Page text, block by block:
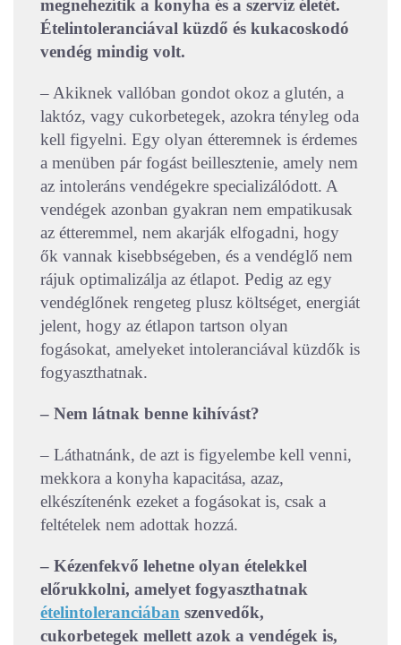
megnehezítik a konyha és a szervíz életét.
Ételintoleranciával küzdő és kukacoskodó
vendég mindig volt.
– Akiknek vallóban gondot okoz a glutén, a
laktóz, vagy cukorbetegek, azokra tényleg oda
kell figyelni. Egy olyan étteremnek is érdemes
a menüben pár fogást beillesztenie, amely nem
az intoleráns vendégekre specializálódott. A
vendégek azonban gyakran nem empatikusak
az étteremmel, nem akarják elfogadni, hogy
ők vannak kisebbségeben, és a vendéglő nem
rájuk optimalizálja az étlapot. Pedig az egy
vendéglőnek rengeteg plusz költséget, energiát
jelent, hogy az étlapon tartson olyan
fogásokat, amelyeket intoleranciával küzdők is
fogyaszthatnak.
– Nem látnak benne kihívást?
– Láthatnánk, de azt is figyelembe kell venni,
mekkora a konyha kapacitása, azaz,
elkészítenénk ezeket a fogásokat is, csak a
feltételek nem adottak hozzá.
– Kézenfekvő lehetne olyan ételekkel
előrukkolni, amelyet fogyaszthatnak
ételintoleranciában szenvedők,
cukorbetegek mellett azok a vendégek is,